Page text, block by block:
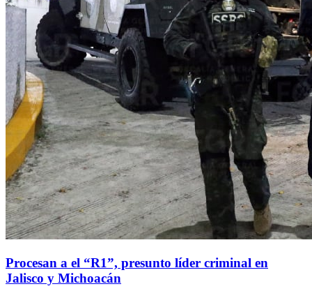
Procesan a el “R1”, presunto líder criminal en
Jalisco y Michoacán